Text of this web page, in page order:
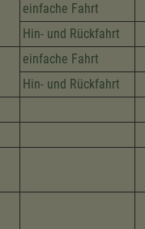
einfache Fahrt
Hin- und Rückfahrt
einfache Fahrt
Hin- und Rückfahrt